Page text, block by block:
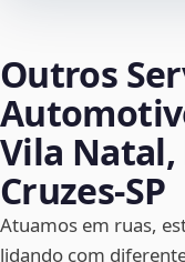
Outros
Vila Natal,
Cruzes‑SP
Atuamos em ruas,
lidando com